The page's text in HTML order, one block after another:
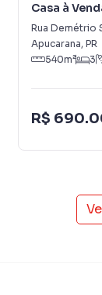
Casa à
Rua Demétrio
Apucarana, PR
540m² 3
R$